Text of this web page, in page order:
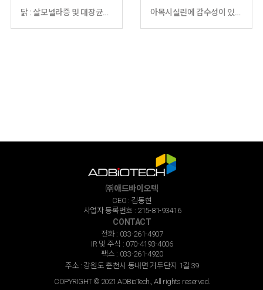
닭 : 살모넬라증 및 대장균증 치료 돼지 : 흉막폐렴, 파스튜렐라성 폐렴, 마이코플라즈마성 폐렴 등 호흡기 질병과 살모넬라증, 연쇄상구균증의 치료 아목시실린에 감수성이 있는 병원균에 의한 아래의 질병의 예방 및 치료 소(5개월령 이하) : 대장균성 설사, 폐렴 돼지(4개월령 이하) : 대장균성 설사, 흉막폐렴 닭(산란 시 제외) : 대장균증
㈜애드바이오텍
CEO : 김동현
사업자 등록번호 : 215-81-93416
CONTACT
전화 : 033-261-4907
IR 및 주식 : 070-4193-4006
팩스 : 033-261-4920
주소 : 강원도 춘천시 동내면 거두단지 1길 39
COPYRIGHT © 2021 ADBioTech., All rights reserved.